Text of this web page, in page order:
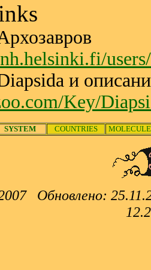
и
Key/
SYSTEM COUNTRIES
Обновлено: